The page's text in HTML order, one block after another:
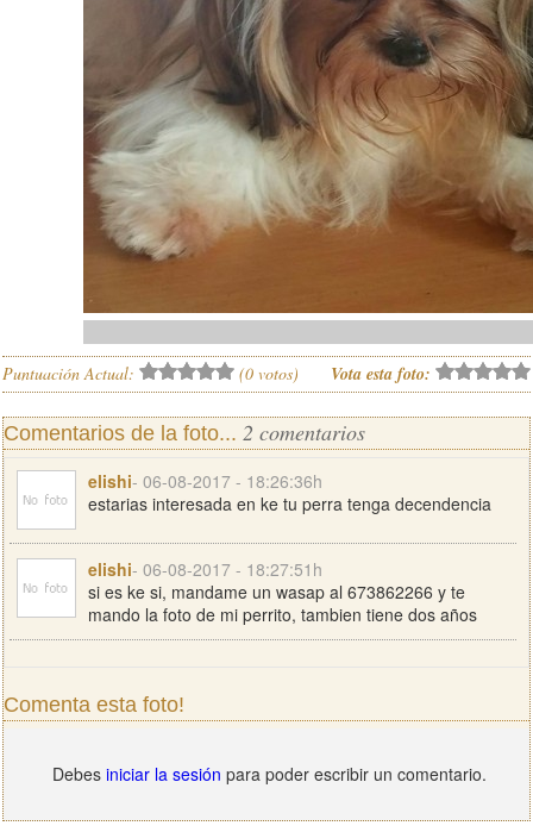
Puntuación Actual: (0 votos) Vota esta foto:
Comentarios de la foto... 2 comentarios
elishi- 06-08-2017 - 18:26:36h
estarias interesada en ke tu perra tenga decendencia
elishi- 06-08-2017 - 18:27:51h
si es ke si, mandame un wasap al 673862266 y te
mando la foto de mi perrito, tambien tiene dos años
Comenta esta foto!
Debes iniciar la sesión para poder escribir un comentario.